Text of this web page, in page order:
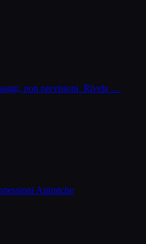
non previsioni. Rivela …
Animiche